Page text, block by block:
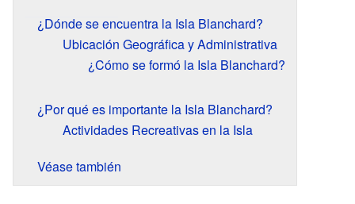
¿Dónde se encuentra la Isla Blanchard?
Ubicación Geográfica y Administrativa
¿Cómo se formó la Isla Blanchard?
¿Por qué es importante la Isla Blanchard?
Actividades Recreativas en la Isla
Véase también